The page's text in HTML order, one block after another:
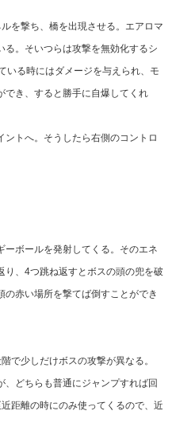
を撃ち、橋を出現させる。エアロマ
る。そいつらは攻撃を無効化するシ
いる時にはダメージを与えられ、モ
でき、すると勝手に自爆してくれ
トへ。そうしたら右側のコントロ
ボールを発射してくる。そのエネ
り、4つ跳ね返すとボスの頭の兜を破
赤い場所を撃てば倒すことができ
で少しだけボスの攻撃が異なる。
どちらも普通にジャンプすれば回
距離の時にのみ使ってくるので、近